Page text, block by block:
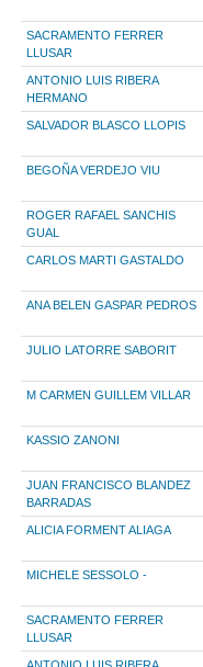
SACRAMENTO FERRER
LLUSAR
ANTONIO LUIS RIBERA
HERMANO
SALVADOR BLASCO LLOPIS
BEGOÑA VERDEJO VIU
ROGER RAFAEL SANCHIS
GUAL
CARLOS MARTI GASTALDO
ANA BELEN GASPAR PEDROS
JULIO LATORRE SABORIT
M CARMEN GUILLEM VILLAR
KASSIO ZANONI
JUAN FRANCISCO BLANDEZ
BARRADAS
ALICIA FORMENT ALIAGA
MICHELE SESSOLO -
SACRAMENTO FERRER
LLUSAR